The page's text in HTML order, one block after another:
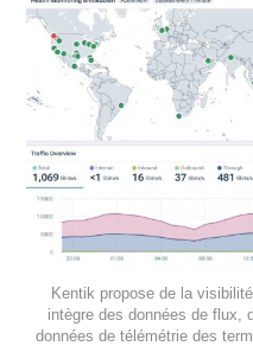
Kentik propose de la
intègre des données de flux,
données de télémétrie des